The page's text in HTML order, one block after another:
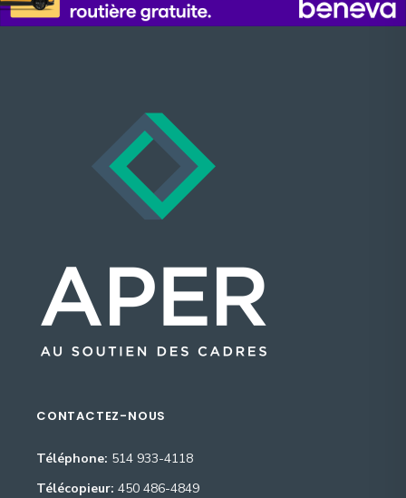
CONTACTEZ-NOUS
Téléphone: 514 933-4118
Télécopieur: 450 486-4849